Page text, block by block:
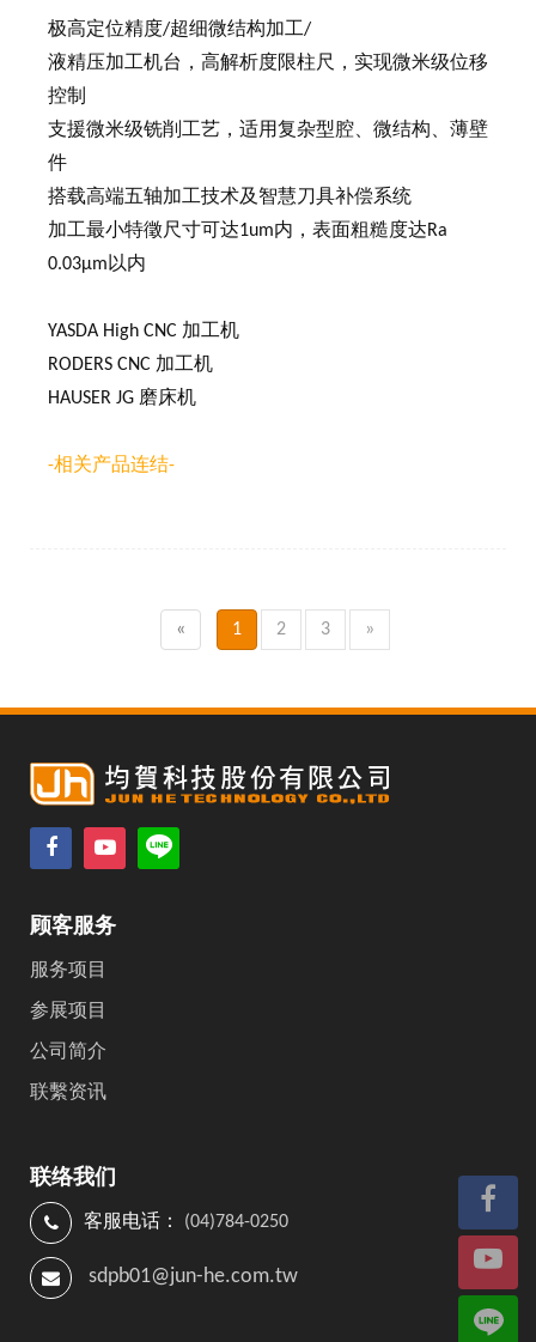
极高定位精度/超细微结构加工/
液精压加工机台，高解析度限柱尺，实现微米级位移
控制
支援微米级铣削工艺，适用复杂型腔、微结构、薄壁
件
搭载高端五轴加工技术及智慧刀具补偿系统
加工最小特徵尺寸可达1um内，表面粗糙度达Ra
0.03μm以内
YASDA High CNC 加工机
RODERS CNC 加工机
HAUSER JG 磨床机
-相关产品连结-
« 1 2 3 »
顾客服务
服务项目
参展项目
公司简介
联繫资讯
联络我们
客服电话： (04)784-0250
sdpb01@jun-he.com.tw